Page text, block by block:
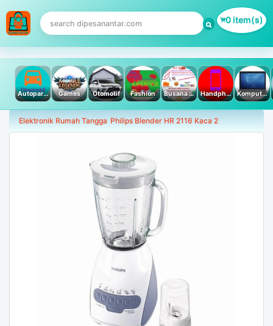
0 item(s)
Autoparts Games Otomotif Fashion Busana Muslim Handphone & Tablet Komputer PC & Laptop
Elektronik Rumah Tangga Philips Blender HR 2116 Kaca 2